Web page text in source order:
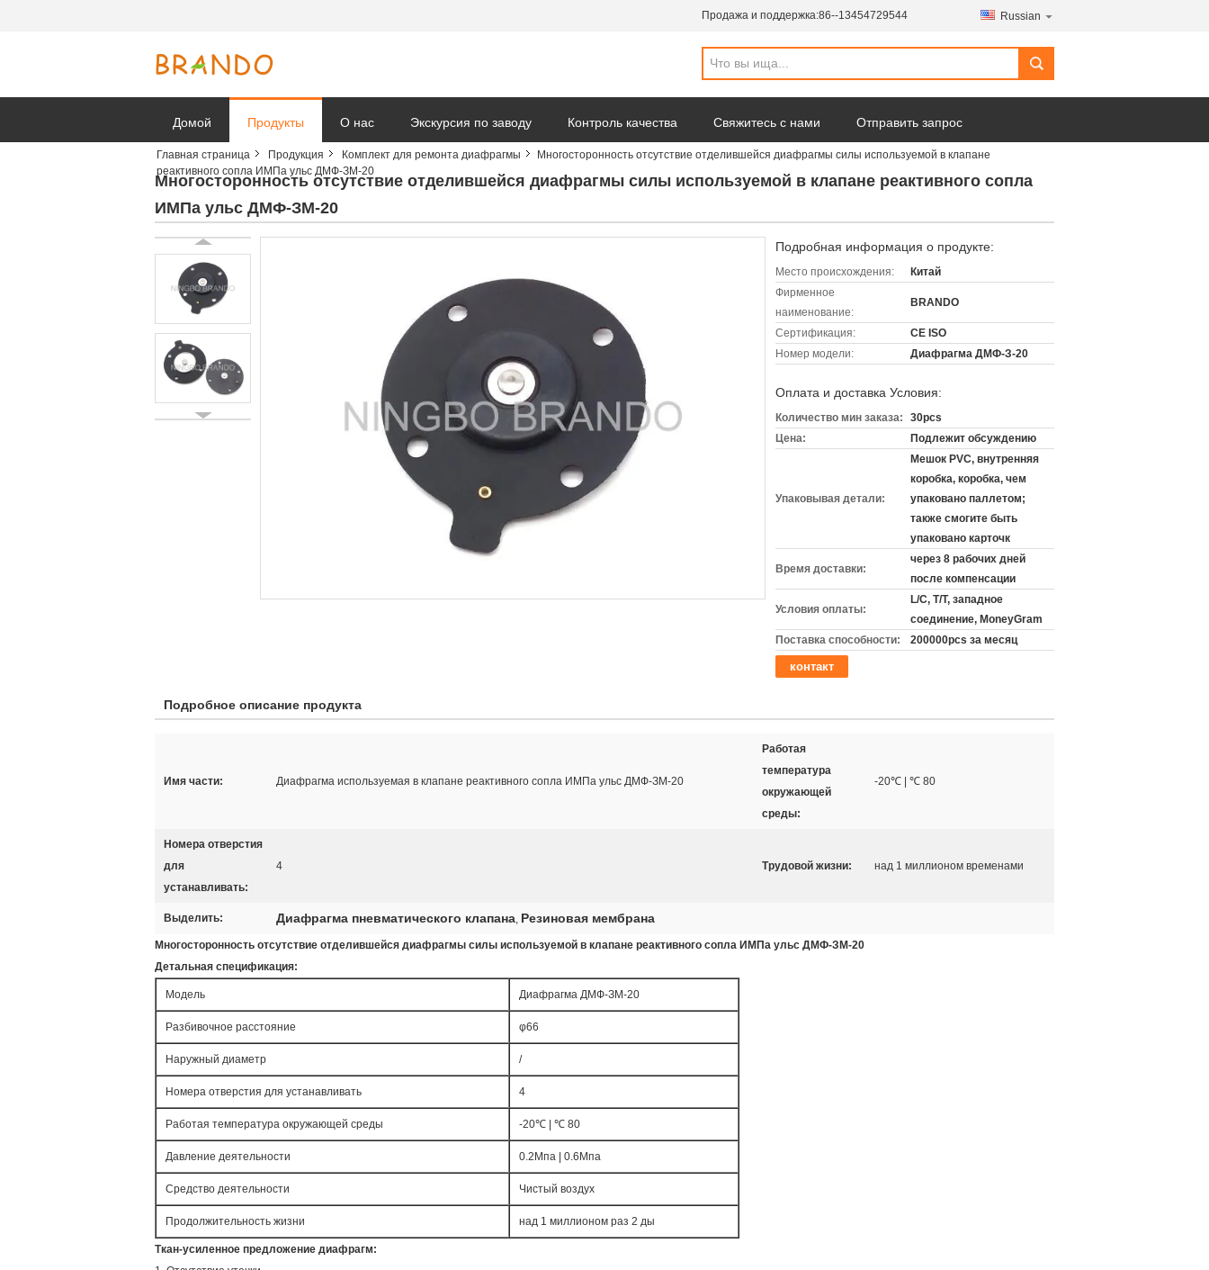
Продажа и поддержка:86--13454729544 Russian
Домой Продукты О нас Экскурсия по заводу Контроль качества Свяжитесь с нами Отправить запрос
Новости компании
Главная страница Продукция Комплект для ремонта диафрагмы
Многосторонность отсутствие отделившейся диафрагмы силы используемой в клапане
реактивного сопла ИМПа ульс ДМФ-ЗМ-20
Многосторонность отсутствие отделившейся диафрагмы силы используемой в клапане реактивного сопла
ИМПа ульс ДМФ-ЗМ-20
Подробная информация о продукте:
Место происхождения:
Китай
Фирменное
наименование:
BRANDO
Сертификация:
CE ISO
Номер модели:
Диафрагма ДМФ-З-20
Оплата и доставка Условия:
Количество мин заказа:
30pcs
Цена:
Подлежит обсуждению
Упаковывая детали:
Мешок PVC, внутренняя
коробка, коробка, чем
упаковано паллетом;
также смогите быть
упаковано карточк
Время доставки:
через 8 рабочих дней
после компенсации
Условия оплаты:
L/C, T/T, западное
соединение, MoneyGram
Поставка способности:
200000pcs за месяц
контакт
Подробное описание продукта
Имя части: Диафрагма используемая в клапане реактивного сопла ИМПа ульс ДМФ-ЗМ-20
Работая
температура
окружающей
среды:
-20℃ | ℃ 80
Номера отверстия
для
устанавливать:
4 Трудовой жизни: над 1 миллионом временами
Выделить: Диафрагма пневматического клапана, Резиновая мембрана
Многосторонность отсутствие отделившейся диафрагмы силы используемой в клапане реактивного сопла ИМПа ульс ДМФ-ЗМ-20
Детальная спецификация:
Модель Диафрагма ДМФ-ЗМ-20
Разбивочное расстояние φ66
Наружный диаметр /
Номера отверстия для устанавливать 4
Работая температура окружающей среды -20℃ | ℃ 80
Давление деятельности 0.2Мпа | 0.6Мпа
Средство деятельности Чистый воздух
Продолжительность жизни над 1 миллионом раз 2 ды
Ткан-усиленное предложение диафрагм: